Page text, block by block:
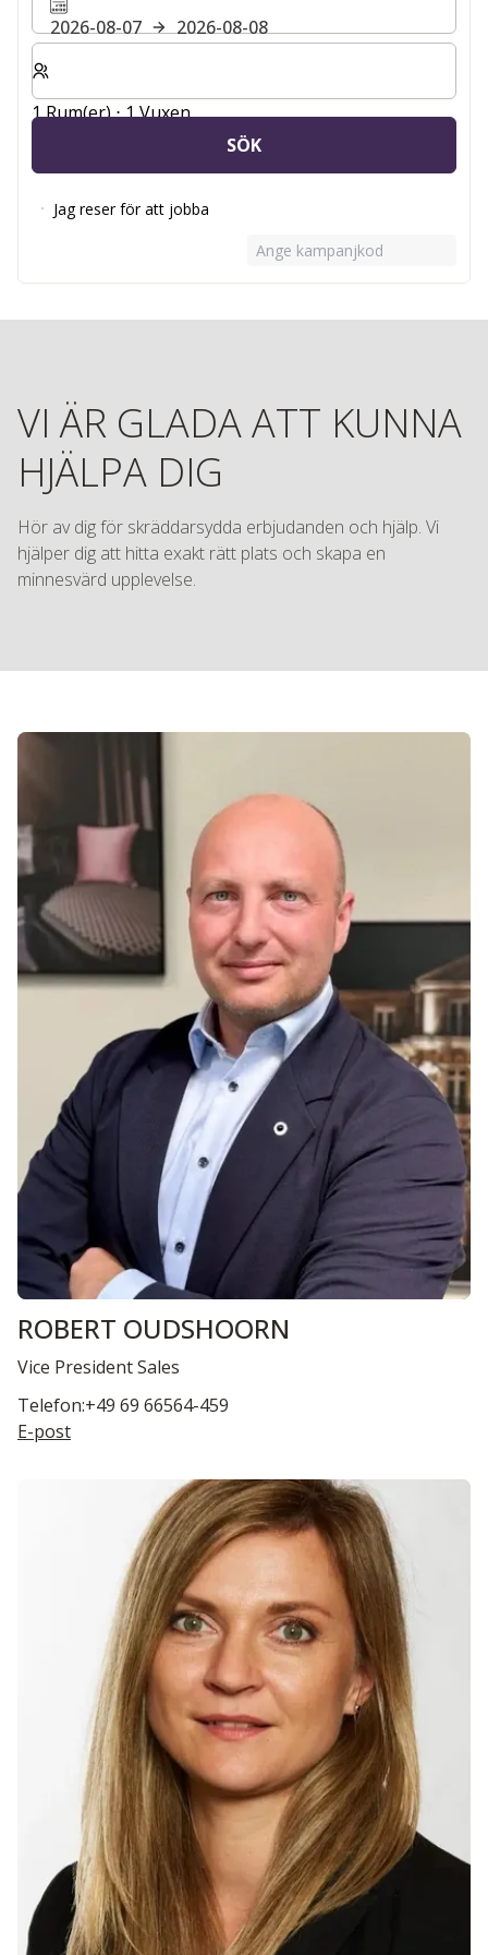
2026-08-07
2026-08-08
Välj antal rum och gäster för din vistelse
1 Rum(er) ⋅ 1 Vuxen
SÖK
Jag reser för att jobba
Ange kampanjkod
VI ÄR GLADA ATT KUNNA
HJÄLPA DIG
Hör av dig för skräddarsydda erbjudanden och hjälp. Vi
hjälper dig att hitta exakt rätt plats och skapa en
minnesvärd upplevelse.
ROBERT OUDSHOORN
Vice President Sales
Telefon:+49 69 66564-459
E-post